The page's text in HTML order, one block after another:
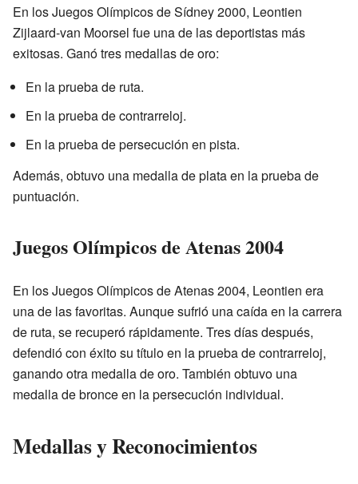
En los Juegos Olímpicos de Sídney 2000, Leontien
Zijlaard-van Moorsel fue una de las deportistas más
exitosas. Ganó tres medallas de oro:
En la prueba de ruta.
En la prueba de contrarreloj.
En la prueba de persecución en pista.
Además, obtuvo una medalla de plata en la prueba de
puntuación.
Juegos Olímpicos de Atenas 2004
En los Juegos Olímpicos de Atenas 2004, Leontien era
una de las favoritas. Aunque sufrió una caída en la carrera
de ruta, se recuperó rápidamente. Tres días después,
defendió con éxito su título en la prueba de contrarreloj,
ganando otra medalla de oro. También obtuvo una
medalla de bronce en la persecución individual.
Medallas y Reconocimientos